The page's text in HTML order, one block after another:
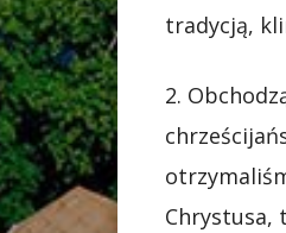
tradycją,
2.
Chrystusa,